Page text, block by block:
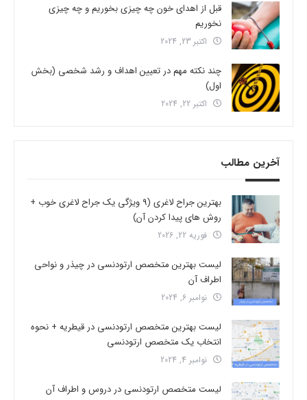
قبل از اهدای خون چه چیزی بخوریم و چه چیزی
نخوریم
اکتبر 23, 2024
چند نکته مهم در تعیین اهداف و رشد شخصی (بخش
اول)
اکتبر 22, 2024
آخرین مطالب
بهترین جراح لاغری (9 ویژگی یک جراح لاغری خوب +
روش های پیدا کردن آن)
فوریه 22, 2026
لیست بهترین متخصص ارتودنسی در چیذر و نواحی
اطراف آن
نوامبر 6, 2024
لیست بهترین متخصص ارتودنسی در قیطریه + نحوه
انتخاب یک متخصص ارتودنسی
نوامبر 4, 2024
لیست متخصص ارتودنسی در دروس و اطراف آن